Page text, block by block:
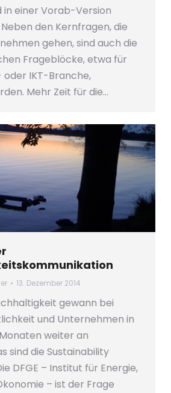
in einer Vorab-Version
den Kernfragen, die
gehen, sind auch die
Frageblöcke, etwa für
IKT-Branche,
Mehr Zeit für die…
13. Dezember 2014
gewann bei
und Unternehmen in
weiter an
sind die Sustainability
DFGE – Institut für Energie,
– ist der Frage